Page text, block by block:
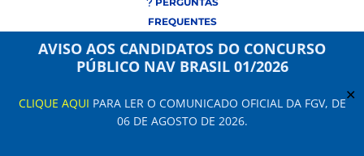
AVISO AOS CANDIDATOS DO CONCURSO
PÚBLICO NAV BRASIL 01/2026
CLIQUE AQUI PARA LER O COMUNICADO OFICIAL DA FGV, DE
06 DE AGOSTO DE 2026.
✕
FREQUENTES